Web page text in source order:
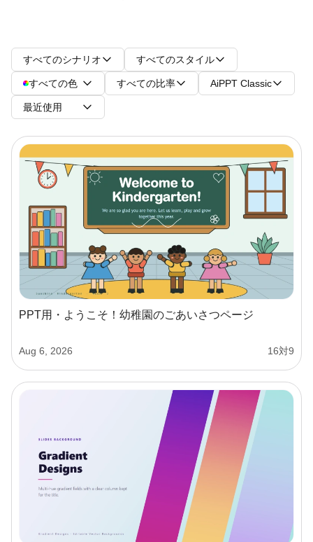
すべてのシナリオ すべてのスタイル
すべての色 すべての比率 AiPPT Classic
最近使用
PPT用・ようこそ！幼稚園のごあいさつページ
Aug 6, 2026 16対9